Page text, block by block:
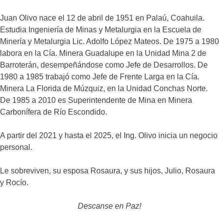
Juan Olivo nace el 12 de abril de 1951 en Palaú, Coahuila.
Estudia Ingeniería de Minas y Metalurgia en la Escuela de
Minería y Metalurgia Lic. Adolfo López Mateos. De 1975 a 1980
labora en la Cía. Minera Guadalupe en la Unidad Mina 2 de
Barroterán, desempeñándose como Jefe de Desarrollos. De
1980 a 1985 trabajó como Jefe de Frente Larga en la Cía.
Minera La Florida de Múzquiz, en la Unidad Conchas Norte.
De 1985 a 2010 es Superintendente de Mina en Minera
Carbonífera de Río Escondido.
A partir del 2021 y hasta el 2025, el Ing. Olivo inicia un negocio
personal.
Le sobreviven, su esposa Rosaura, y sus hijos, Julio, Rosaura
y Rocío.
Descanse en Paz!